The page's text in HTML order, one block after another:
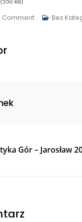
Comment Bez
Gór – Jarosław